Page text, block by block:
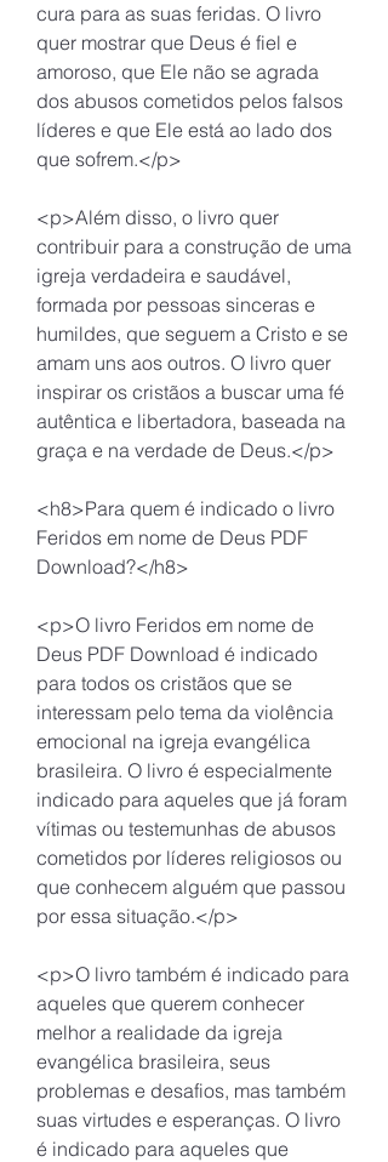
cura para as suas feridas. O livro
quer mostrar que Deus é fiel e
amoroso, que Ele não se agrada
dos abusos cometidos pelos falsos
líderes e que Ele está ao lado dos
que sofrem.</p>
<p>Além disso, o livro quer
contribuir para a construção de uma
igreja verdadeira e saudável,
formada por pessoas sinceras e
humildes, que seguem a Cristo e se
amam uns aos outros. O livro quer
inspirar os cristãos a buscar uma fé
autêntica e libertadora, baseada na
graça e na verdade de Deus.</p>
<h8>Para quem é indicado o livro
Feridos em nome de Deus PDF
Download?</h8>
<p>O livro Feridos em nome de
Deus PDF Download é indicado
para todos os cristãos que se
interessam pelo tema da violência
emocional na igreja evangélica
brasileira. O livro é especialmente
indicado para aqueles que já foram
vítimas ou testemunhas de abusos
cometidos por líderes religiosos ou
que conhecem alguém que passou
por essa situação.</p>
<p>O livro também é indicado para
aqueles que querem conhecer
melhor a realidade da igreja
evangélica brasileira, seus
problemas e desafios, mas também
suas virtudes e esperanças. O livro
é indicado para aqueles que